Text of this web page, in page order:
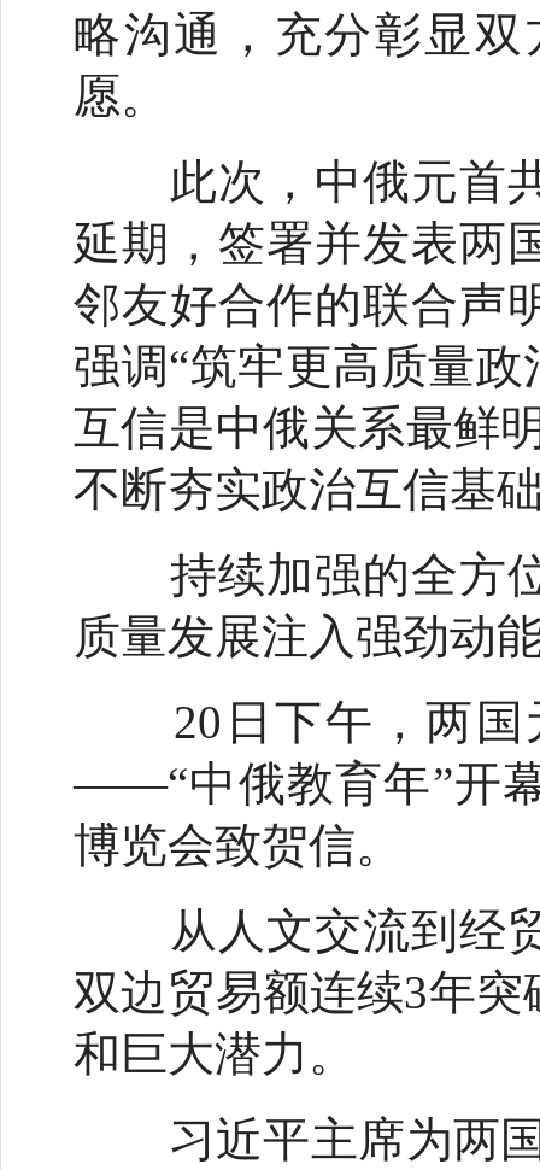
略沟通，充分彰显
愿。
此次，中俄元首共
延期，签署并发表两
邻友好合作的联合声
强调“筑牢更高质量
互信是中俄关系最鲜
不断夯实政治互信基
持续加强的全方位
质量发展注入强劲动
20日下午，两国
——“中俄教育年”开
博览会致贺信。
从人文交流到经贸
双边贸易额连续3年
和巨大潜力。
习近平主席为两国